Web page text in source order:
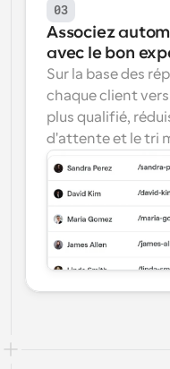
03
Associez
avec le bon
Sur la base des
chaque client
plus qualifié,
d'attente et le tri